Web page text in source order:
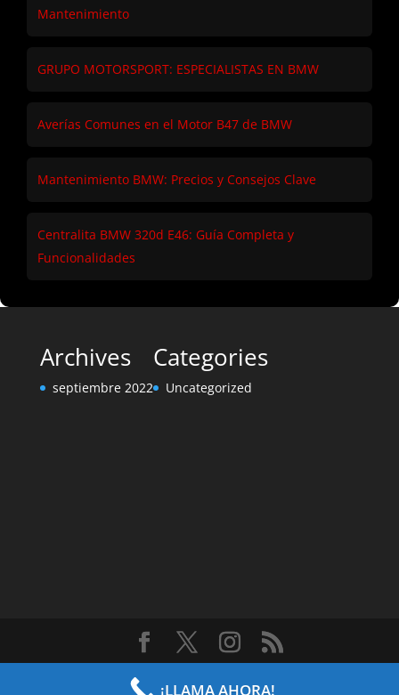
Mantenimiento
GRUPO MOTORSPORT: ESPECIALISTAS EN BMW
Averías Comunes en el Motor B47 de BMW
Mantenimiento BMW: Precios y Consejos Clave
Centralita BMW 320d E46: Guía Completa y
Funcionalidades
Archives
septiembre 2022
Categories
Uncategorized
¡LLAMA AHORA!